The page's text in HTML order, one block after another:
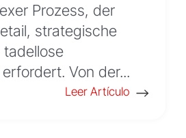
Prozess, der
strategische
tadellose
Von der...
Leer Artículo